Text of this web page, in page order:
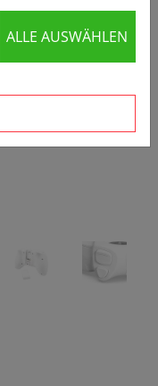
›
ALLE AUSWÄHLEN